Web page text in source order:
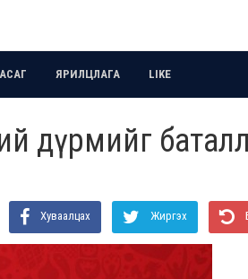
ЯРИЛЦЛАГА LIKE
дүрмийг
Хуваалцах Жиргэх